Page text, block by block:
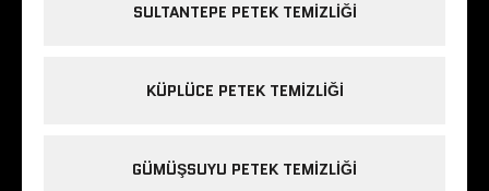
SULTANTEPE PETEK TEMIZLIĞI
KÜPLÜCE PETEK TEMIZLIĞI
GÜMÜŞSUYU PETEK TEMIZLIĞI